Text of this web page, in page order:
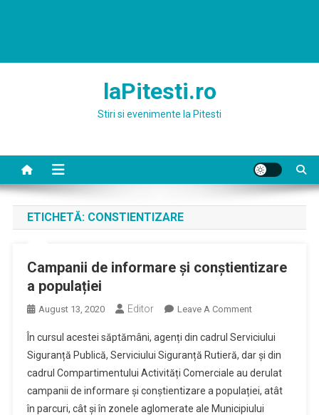
laPitesti.ro
Stiri si evenimente la Pitesti
ETICHETĂ: CONSTIENTIZARE
Campanii de informare și conștientizare
a populației
August 13, 2020 Editor Leave A CommentOn
De
Informare
Și
Conștientizare
A
În cursul acestei săptămâni, agenți din cadrul Serviciului
Siguranță Publică, Serviciului Siguranță Rutieră, dar și din
cadrul Compartimentului Activități Comerciale au derulat
campanii de informare și conștientizare a populației, atât
în parcuri, cât și în zonele aglomerate ale Municipiului